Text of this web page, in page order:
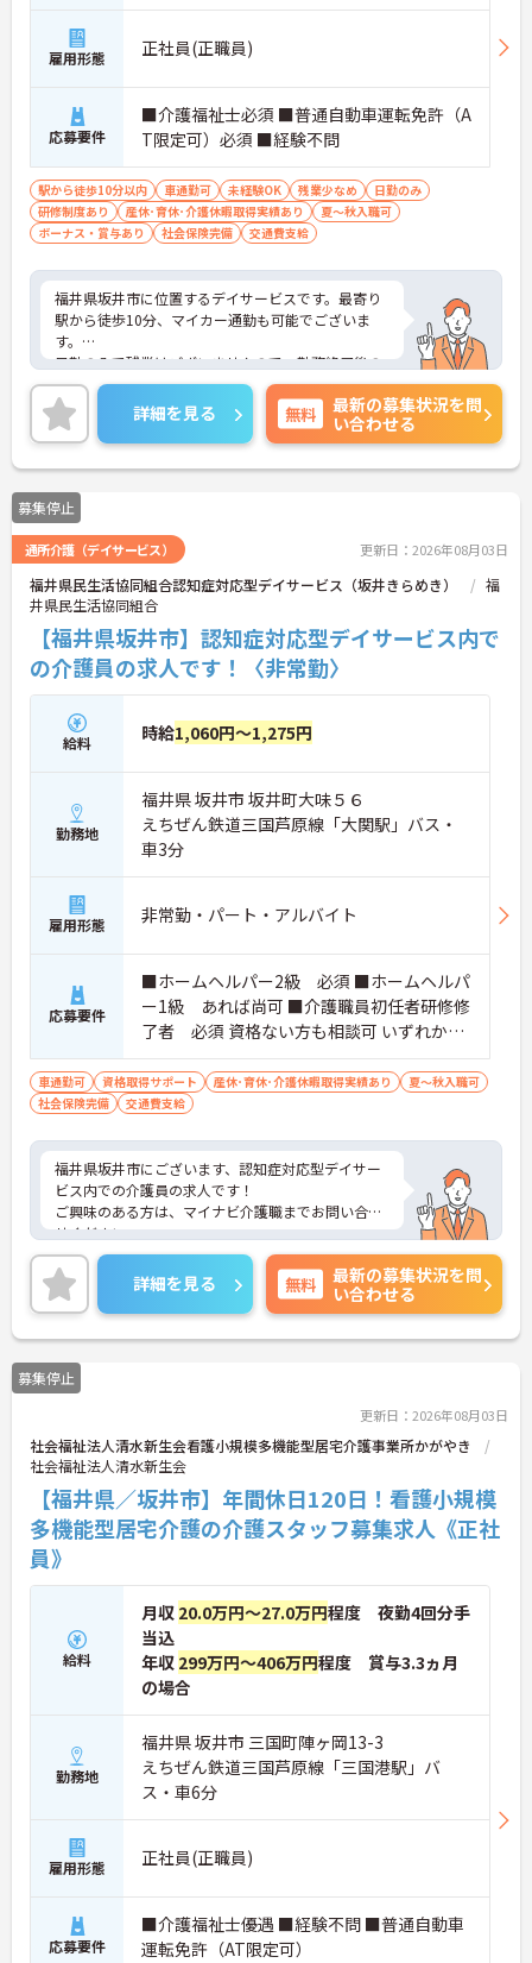
雇用形態 正社員(正職員)
応募要件
■介護福祉士必須 ■普通自動車運転免許（A
T限定可）必須 ■経験不問
駅から徒歩10分以内 車通勤可 未経験OK 残業少なめ
日勤のみ
研修制度あり
産休･育休･介護休暇取得実績あり
夏～秋入職可
ボーナス・賞与あり
社会保険完備 交通費支給
福井県坂井市に位置するデイサービスです。最寄り
駅から徒歩10分、マイカー通勤も可能でございま
す。
日勤のみで残業はございませんので、勤務終了後の
予定も立てやすいです。
昇給や賞与制度があり頑張りが評価されてしっかり
と職員に還元されます。
ご興味のある方には、面接対策ポイントなど、さら
に詳細をお話しいたしますのでお気軽にご相談くだ
さい！
詳細を見る 無料
最新の募集状況を問
い合わせる
募集停止
通所介護（デイサービス） 更新日：2026年08月03日
福井県民生活協同組合認知症対応型デイサービス（坂井きらめき）
福
井県民生活協同組合
【福井県坂井市】認知症対応型デイサービス内で
の介護員の求人です！〈非常勤〉
給料 時給1,060円～1,275円
勤務地
福井県 坂井市 坂井町大味５６
えちぜん鉄道三国芦原線「大関駅」バス・
車3分
雇用形態 非常勤・パート・アルバイト
応募要件
■ホームヘルパー2級 必須 ■ホームヘルパ
ー1級 あれば尚可 ■介護職員初任者研修修
了者 必須 資格ない方も相談可 いずれかの
資格を所持で可 ■普通自動車運転免許 必
須（ＡＴ限定可）
車通勤可 資格取得サポート 産休･育休･介護休暇取得実績あり
夏～秋入職可
社会保険完備
交通費支給
福井県坂井市にございます、認知症対応型デイサー
ビス内での介護員の求人です！
ご興味のある方は、マイナビ介護職までお問い合わ
せください。
詳細を見る 無料
最新の募集状況を問
い合わせる
募集停止
更新日：2026年08月03日
社会福祉法人清水新生会看護小規模多機能型居宅介護事業所かがやき
社会福祉法人清水新生会
【福井県／坂井市】年間休日120日！看護小規模
多機能型居宅介護の介護スタッフ募集求人《正社
員》
給料
月収 20.0万円～27.0万円程度 夜勤4回分手
当込
年収 299万円～406万円程度 賞与3.3ヵ月
の場合
勤務地
福井県 坂井市 三国町陣ヶ岡13-3
えちぜん鉄道三国芦原線「三国港駅」バ
ス・車6分
雇用形態 正社員(正職員)
応募要件
■介護福祉士優遇 ■経験不問 ■普通自動車
運転免許（AT限定可）